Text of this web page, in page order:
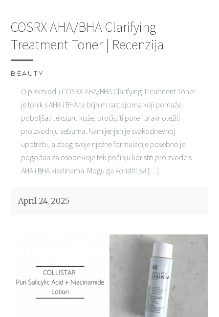
COSRX AHA/BHA Clarifying
Treatment Toner | Recenzija
BEAUTY
O proizvodu COSRX AHA/BHA Clarifying Treatment Toner
je tonik s AHA i BHA te biljnim sastojcima koji pomaže
poboljšati teksturu kože, pročistiti pore i uravnotežiti
proizvodnju sebuma. Namijenjen je svakodnevnoj
upotrebi, a zbog svoje nježne formulacije posebno je
pogodan za osobe koje tek počinju koristiti proizvode s
AHA i BHA kiselinama. Mogu ga koristiti svi […]
April 24, 2025